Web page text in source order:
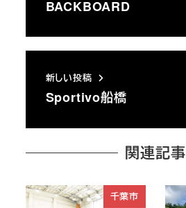
BACKBOARD
新しい投稿
Sportivo船橋
関連記事
千葉市